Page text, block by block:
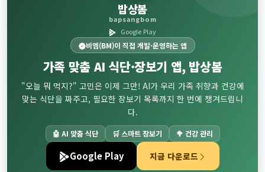
밥상봄
bapsangbom
Google Play
비엠(BM)이 직접 개발·운영하는 앱
가족 맞춤 AI 식단·장보기 앱, 밥상봄
"오늘 뭐 먹지?" 고민은 이제 그만! AI가 우리 가족 취향과 건강에
맞는 식단을 짜주고, 필요한 장보기 목록까지 한 번에 챙겨드립니
다.
🤖 AI 맞춤 식단 🛒 스마트 장보기 🥦 건강 관리
Google Play 지금 다운로드